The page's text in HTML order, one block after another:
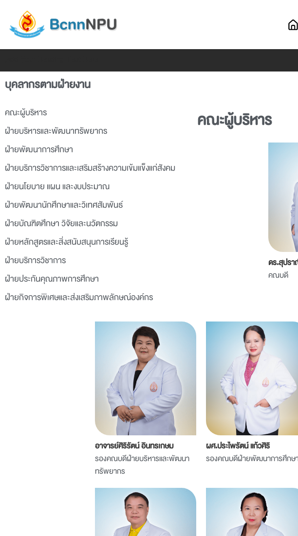
บุคลากรตามฝ่ายงาน
คณะผู้บริหาร
ฝ่ายบริหารและพัฒนาทรัพยากร
ฝ่ายพัฒนาการศึกษา
ฝ่ายบริการวิชาการและเสริมสร้างความเข้มแข็งแก่สังคม
ฝ่ายนโยบาย แผน และงบประมาณ
ฝ่ายพัฒนานักศึกษาและวิเทศสัมพันธ์
ฝ่ายบัณฑิตศึกษา วิจัยและนวัตกรรม
ฝ่ายหลักสูตรและสิ่งสนับสนุนการเรียนรู้
ฝ่ายบริการวิชาการ
ฝ่ายประกันคุณภาพการศึกษา
ฝ่ายกิจการพิเศษและส่งเสริมภาพลักษณ์องค์กร
คณะผู้บริหาร
ดร.สุปร
คณบดี
อาจารย์ศิริรัตน์ อินทรเกษม
รองคณบดีฝ่ายบริหารและพัฒนา
ทรัพยากร
ผศ.ประไพรัตน์ แก้วศิริ
รองคณบดีฝ่ายพัฒนาการศึกษ